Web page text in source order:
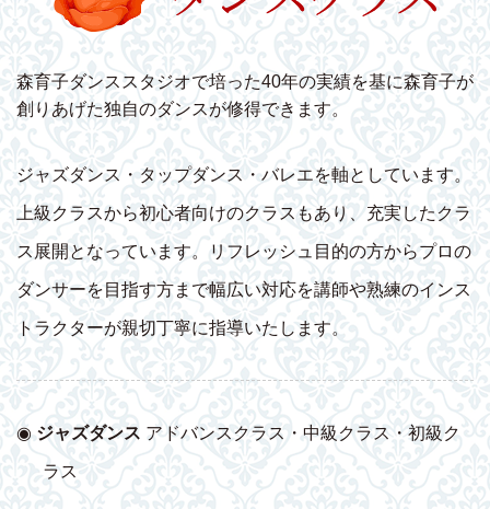
森育子ダンススタジオで培った40年の実績を基に森育子が
創りあげた独自のダンスが修得できます。
ジャズダンス・タップダンス・バレエを軸としています。
上級クラスから初心者向けのクラスもあり、充実したクラ
ス展開となっています。リフレッシュ目的の方からプロの
ダンサーを目指す方まで幅広い対応を講師や熟練のインス
トラクターが親切丁寧に指導いたします。
◉ジャズダンス アドバンスクラス・中級クラス・初級ク
ラス